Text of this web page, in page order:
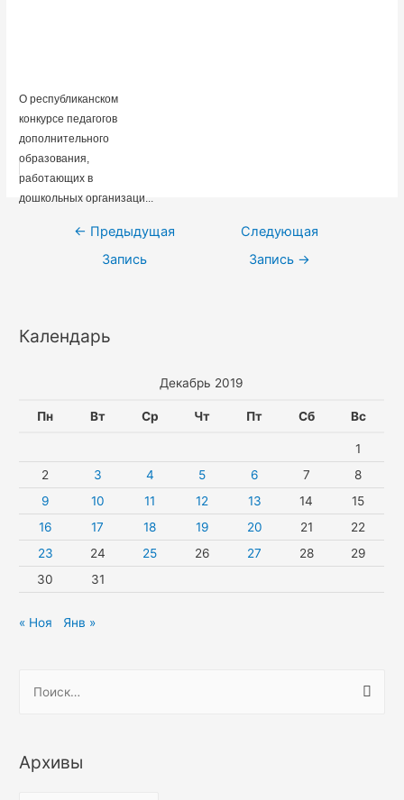
О республиканском
конкурсе педагогов
дополнительного
образования,
работающих в
дошкольных организаци...
Навигация
← Предыдущая
Запись
Следующая
Запись →
Календарь
Декабрь 2019
Пн Вт Ср Чт Пт Сб Вс
1
2
3 4 5 6 7
8
9
10 11 12 13 14
15
16
17 18 19 20 21
22
23
24 25 26 27 28
29
30
31
« Ноя Янв »
т
Архивы